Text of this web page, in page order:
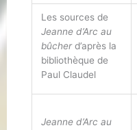
Les sources de
Jeanne d’Arc au
bûcherd’après la
bibliothèque de
Paul Claudel
Jeanne d’Arc au